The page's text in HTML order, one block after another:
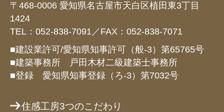
〒468-0006 愛知県名古屋市天白区植田東3丁目
1424
TEL：052-838-7091／FAX：052-838-7071
■建設業許可/愛知県知事許可（般-3）第65765号
■建築事務所 戸田木材二級建築士事務所
■登録 愛知県知事登録（ろ-3）第7032号
住感工房3つのこだわり